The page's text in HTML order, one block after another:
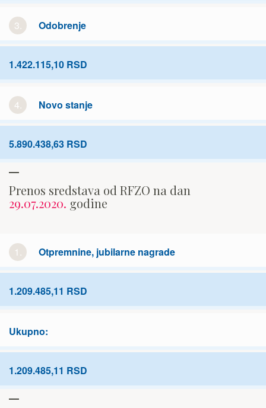
3. Odobrenje
1.422.115,10 RSD
4. Novo stanje
5.890.438,63 RSD
Prenos sredstava od RFZO na dan
29.07.2020. godine
1. Otpremnine, jubilarne nagrade
1.209.485,11 RSD
Ukupno:
1.209.485,11 RSD